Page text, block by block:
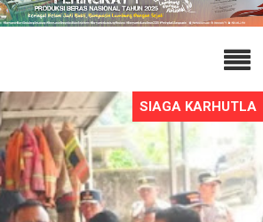
SIAGA KARHUTLA